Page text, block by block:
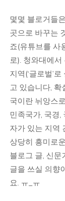
몇몇 블로거들
곳으로 바꾸는
죠(유튜브를 사
로). 청와대에
지역(‘글로벌’
고 있습니다,
국이란 뉘앙스
민족국가, 국경
자가 있는 지역
상당히 흥미로
블로그 글, 신
글을 쓰실 의향
요. ㅠ_ㅠ